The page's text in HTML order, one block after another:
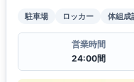
駐車場 ロッカー 体組成
営業時間
24:00間